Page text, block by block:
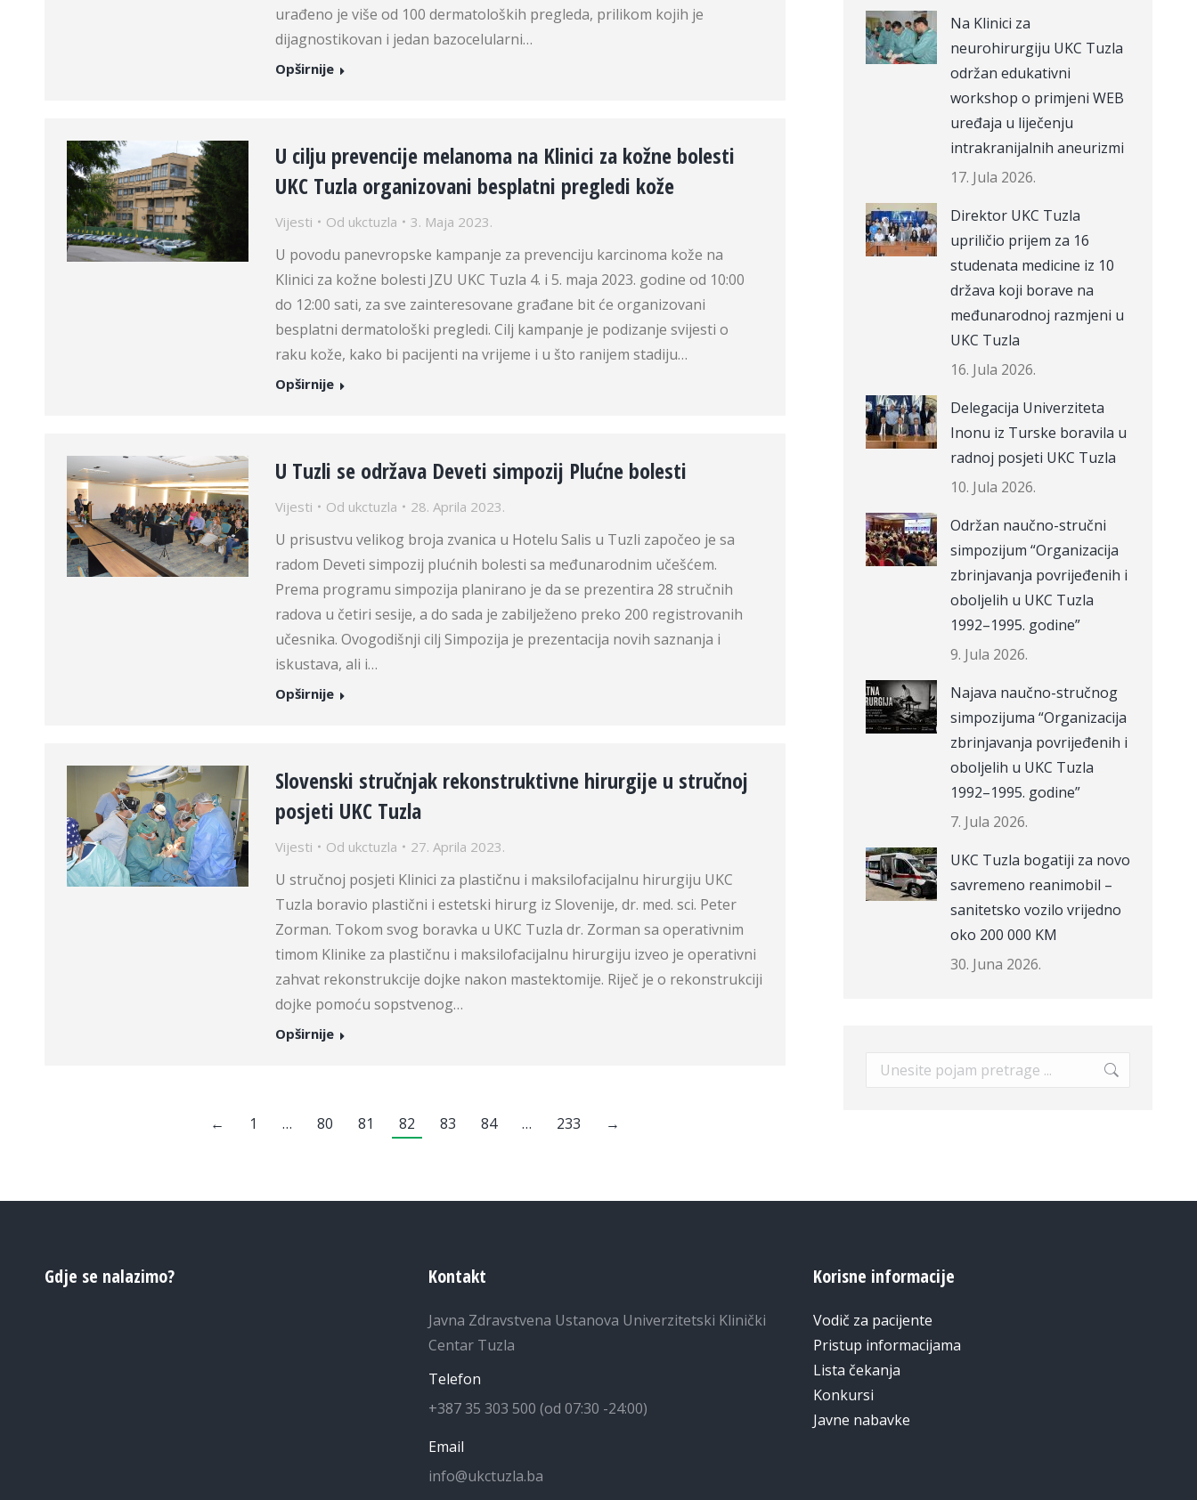
urađeno je više od 100 dermatoloških pregleda, prilikom kojih je
dijagnostikovan i jedan bazocelularni…
Opširnije
U cilju prevencije melanoma na Klinici za kožne bolesti
UKC Tuzla organizovani besplatni pregledi kože
Vijesti Od ukctuzla 3. Maja 2023.
U povodu panevropske kampanje za prevenciju karcinoma kože na
Klinici za kožne bolesti JZU UKC Tuzla 4. i 5. maja 2023. godine od 10:00
do 12:00 sati, za sve zainteresovane građane bit će organizovani
besplatni dermatološki pregledi. Cilj kampanje je podizanje svijesti o
raku kože, kako bi pacijenti na vrijeme i u što ranijem stadiju…
Opširnije
U Tuzli se održava Deveti simpozij Plućne bolesti
Vijesti Od ukctuzla 28. Aprila 2023.
U prisustvu velikog broja zvanica u Hotelu Salis u Tuzli započeo je sa
radom Deveti simpozij plućnih bolesti sa međunarodnim učešćem.
Prema programu simpozija planirano je da se prezentira 28 stručnih
radova u četiri sesije, a do sada je zabilježeno preko 200 registrovanih
učesnika. Ovogodišnji cilj Simpozija je prezentacija novih saznanja i
iskustava, ali i…
Opširnije
Slovenski stručnjak rekonstruktivne hirurgije u stručnoj
posjeti UKC Tuzla
Vijesti Od ukctuzla 27. Aprila 2023.
U stručnoj posjeti Klinici za plastičnu i maksilofacijalnu hirurgiju UKC
Tuzla boravio plastični i estetski hirurg iz Slovenije, dr. med. sci. Peter
Zorman. Tokom svog boravka u UKC Tuzla dr. Zorman sa operativnim
timom Klinike za plastičnu i maksilofacijalnu hirurgiju izveo je operativni
zahvat rekonstrukcije dojke nakon mastektomije. Riječ je o rekonstrukciji
dojke pomoću sopstvenog…
Opširnije
← 1 … 80 81 82 83 84 … 233 →
Na Klinici za
neurohirurgiju UKC Tuzla
održan edukativni
workshop o primjeni WEB
uređaja u liječenju
intrakranijalnih aneurizmi
17. Jula 2026.
Direktor UKC Tuzla
upriličio prijem za 16
studenata medicine iz 10
država koji borave na
međunarodnoj razmjeni u
UKC Tuzla
16. Jula 2026.
Delegacija Univerziteta
Inonu iz Turske boravila u
radnoj posjeti UKC Tuzla
10. Jula 2026.
Održan naučno-stručni
simpozijum “Organizacija
zbrinjavanja povrijeđenih i
oboljelih u UKC Tuzla
1992–1995. godine”
9. Jula 2026.
Najava naučno-stručnog
simpozijuma “Organizacija
zbrinjavanja povrijeđenih i
oboljelih u UKC Tuzla
1992–1995. godine”
7. Jula 2026.
UKC Tuzla bogatiji za novo
savremeno reanimobil –
sanitetsko vozilo vrijedno
oko 200 000 KM
30. Juna 2026.
Search:
Gdje se nalazimo? Kontakt
Javna Zdravstvena Ustanova Univerzitetski Klinički
Centar Tuzla
Telefon
+387 35 303 500 (od 07:30 -24:00)
Email
info@ukctuzla.ba
Korisne informacije
Vodič za pacijente
Pristup informacijama
Lista čekanja
Konkursi
Javne nabavke